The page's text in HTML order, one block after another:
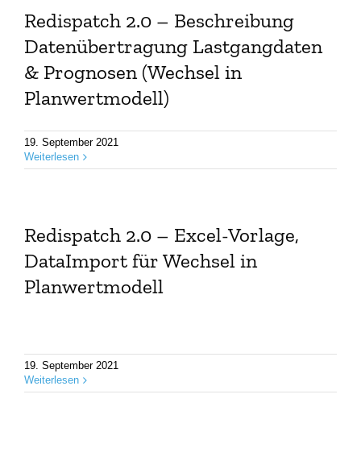
Redispatch 2.0 – Beschreibung
Datenübertragung Lastgangdaten
& Prognosen (Wechsel in
Planwertmodell)
19. September 2021
Weiterlesen
Redispatch 2.0 – Excel-Vorlage,
DataImport für Wechsel in
Planwertmodell
19. September 2021
Weiterlesen